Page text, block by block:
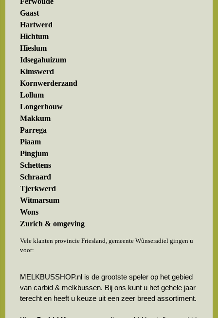
Gaast
Hartwerd
Hichtum
Hieslum
Idsegahuizum
Kimswerd
Kornwerderzand
Lollum
Longerhouw
Makkum
Parrega
Piaam
Pingjum
Schettens
Schraard
Tjerkwerd
Witmarsum
Wons
Zurich & omgeving
Vele klanten provincie Friesland, gemeente Wûnseradiel gingen u
voor:
MELKBUSSHOP.nl is de grootste speler op het gebied
van carbid & melkbussen. Bij ons kunt u het gehele jaar
terecht en heeft u keuze uit een zeer breed assortiment.